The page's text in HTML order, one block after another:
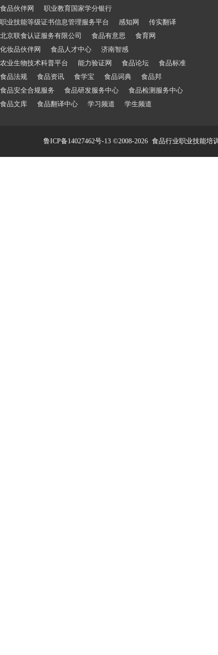
食品伙伴网
职业教育国家学分银行
职业技能等级证书信息管理服务平台
感知网
传实翻译
北京联食认证服务有限公司
食品有意思
食育网
化妆品伙伴网
食品人才中心
济南智感
农业生物技术科普平台
能力验证网 食品论坛
食品标准
食品法规
食品资讯 食学宝 食品词典
食品邦
食品安全合规服务
食品研发服务中心
食品检测服务中心
食品文库
食品翻译中心 学习频道 学生频道
鲁ICP备14027462号-13©2008-2026 食品行业职业技能培